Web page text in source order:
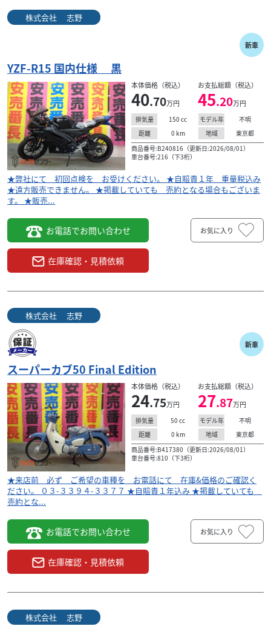
株式会社 志野
新車
YZF-R15 国内仕様 黒
本体価格（税込）
40.70万円
お支払総額（税込）
45.20万円
排気量 150 cc モデル年
不明
距離
0 km 地域
東京都
商品番号:B240816（更新日:2026/08/01）
車台番号:216（下3桁）
★弊社にて 初回点検を お受けください。 ★自賠責１年 重量税込み
★遠方販売できません。 ★掲載していても 売約となる場合もございま
す。 ★販売...
お電話でお問い合わせ
在庫確認・見積依頼
お気に入り
株式会社 志野
新車
スーパーカブ50 Final Edition
本体価格（税込）
24.75万円
お支払総額（税込）
27.87万円
排気量 50 cc モデル年
不明
距離
0 km 地域
東京都
商品番号:B417380（更新日:2026/08/01）
車台番号:810（下3桁）
★来店前 必ず ご希望の車種を お電話にて 在庫&価格のご確認く
ださい。 ０３-３３９４-３３７７ ★自賠責１年込み ★掲載していても
売約とな...
お電話でお問い合わせ
在庫確認・見積依頼
お気に入り
株式会社 志野